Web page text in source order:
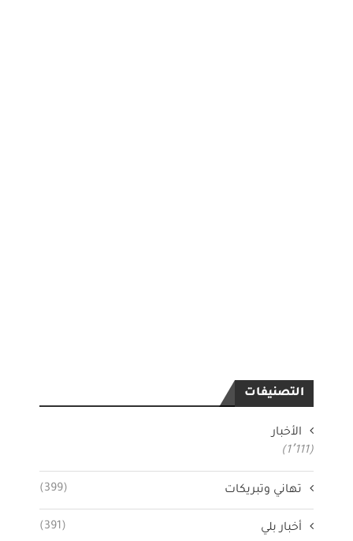
التصنيفات
الأخبار
(1٬111)
تهاني وتبريكات (399)
أخبار بلي (391)